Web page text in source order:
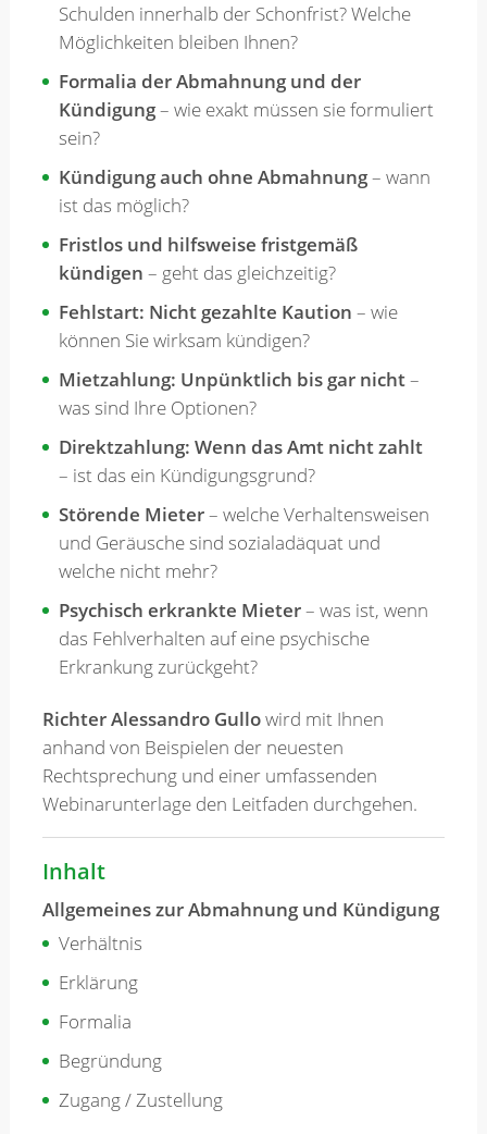
Schulden innerhalb der Schonfrist? Welche
Möglichkeiten bleiben Ihnen?
Formalia der Abmahnung und der
Kündigung– wie exakt müssen sie formuliert
sein?
Kündigung auch ohne Abmahnung– wann
ist das möglich?
Fristlos und hilfsweise fristgemäß
kündigen – geht das gleichzeitig?
Fehlstart: Nicht gezahlte Kaution – wie
können Sie wirksam kündigen?
Mietzahlung: Unpünktlich bis gar nicht–
was sind Ihre Optionen?
Direktzahlung: Wenn das Amt nicht zahlt
– ist das ein Kündigungsgrund?
Störende Mieter– welche Verhaltensweisen
und Geräusche sind sozialadäquat und
welche nicht mehr?
Psychisch erkrankte Mieter– was ist, wenn
das Fehlverhalten auf eine psychische
Erkrankung zurückgeht?
Richter Alessandro Gullowird mit Ihnen
anhand von Beispielen der neuesten
Rechtsprechung und einer umfassenden
Webinarunterlage den Leitfaden durchgehen.
Inhalt
Allgemeines zur Abmahnung und Kündigung
Verhältnis
Erklärung
Formalia
Begründung
Zugang / Zustellung